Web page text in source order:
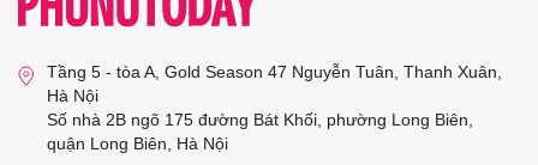
Tầng 5 - tòa A, Gold Season 47 Nguyễn Tuân, Thanh Xuân,
Hà Nội
Số nhà 2B ngõ 175 đường Bát Khối, phường Long Biên,
quận Long Biên, Hà Nội